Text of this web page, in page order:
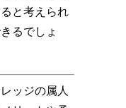
と考えられ
るでしょ
ッジの属人